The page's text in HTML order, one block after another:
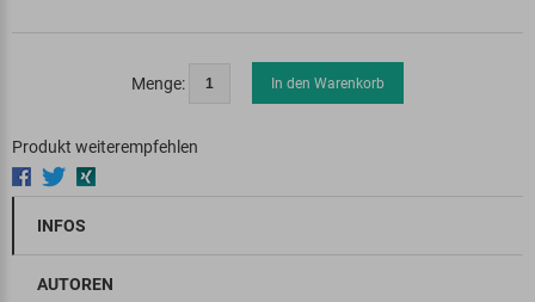
Menge: In den Warenkorb
Produkt weiterempfehlen
INFOS
AUTOREN